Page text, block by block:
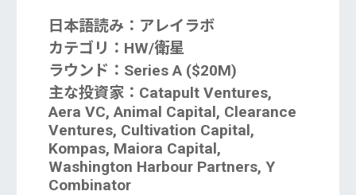
日本語読み：アレイラボ
カテゴリ：HW/衛星
ラウンド：Series A ($20M)
主な投資家：Catapult Ventures,
Aera VC, Animal Capital, Clearance
Ventures, Cultivation Capital,
Kompas, Maiora Capital,
Washington Harbour Partners, Y
Combinator